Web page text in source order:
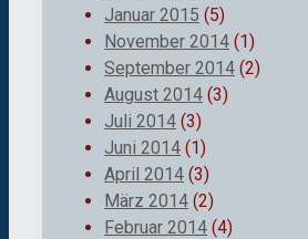
Januar 2015 (5)
November 2014 (1)
September 2014 (2)
August 2014 (3)
Juli 2014 (3)
Juni 2014 (1)
April 2014 (3)
März 2014 (2)
Februar 2014 (4)